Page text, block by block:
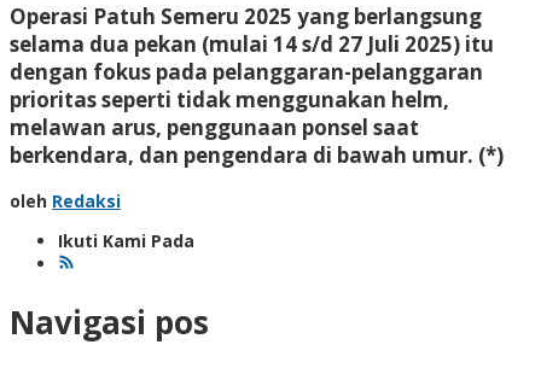
Operasi Patuh Semeru 2025 yang berlangsung
selama dua pekan (mulai 14 s/d 27 Juli 2025) itu
dengan fokus pada pelanggaran-pelanggaran
prioritas seperti tidak menggunakan helm,
melawan arus, penggunaan ponsel saat
berkendara, dan pengendara di bawah umur. (*)
oleh Redaksi
Ikuti Kami Pada
Navigasi pos